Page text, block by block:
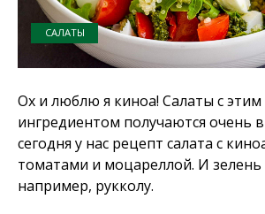
САЛАТЫ
Ох и люблю я киноа! Салаты с
ингредиентом получаются очень
сегодня у нас рецепт салата с
томатами и моцареллой. И
например, рукколу.